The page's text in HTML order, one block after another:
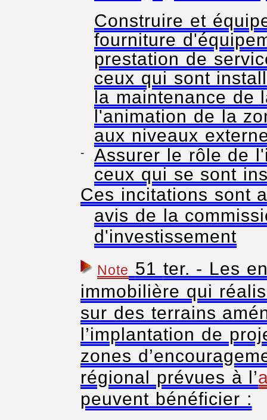
Construire et
fourniture
prestation de
ceux qui sont
la maintenance de
l'animation de la
aux niveaux
Assurer le rôle de
ceux qui se sont
Ces incitations sont
avis de la
d'investissement
Note 51 ter. - Les
immobilière qui
sur des terrains
l’implantation de
zones
régional prévues à l’
peuvent bénéficier :